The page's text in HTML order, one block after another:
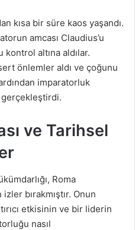
kısa bir süre kaos yaşandı.
amcası Claudius’u
altına aldılar.
önlemler aldı ve çoğunu
imparatorluk
gerçekleştirdi.
ve Tarihsel
Roma
bırakmıştır. Onun
etkisinin ve bir liderin
nasıl